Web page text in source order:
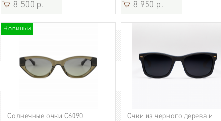
8 500 р. 8 950 р.
Новинки
Солнечные очки С6090
Очки из черного дерева и